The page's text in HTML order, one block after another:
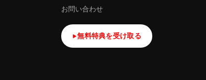
お問い合わせ
無料特典を受け取る